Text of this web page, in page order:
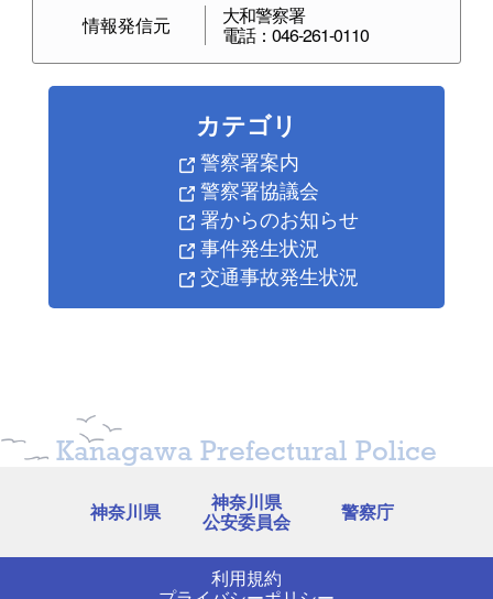
重点時間帯
7時~11時
14時~19時
(市民スポーツセン
7時~10時
13時~19時
情報発信元 大和警察署
電話：046-261-0110
カテゴリ
警察署案内
警察署協議会
署からのお知らせ
事件発生状況
交通事故発生状況
Kanagawa Prefectural Police
神奈川県 神奈川県
公安委員会 警察庁
利用規約